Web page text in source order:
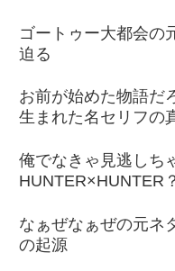
ゴートゥー大都会の
迫る
お前が始めた物語だ
生まれた名セリフの
俺でなきゃ見逃しち
HUNTER×HUNTER
なぁぜなぁぜの元ネ
の起源